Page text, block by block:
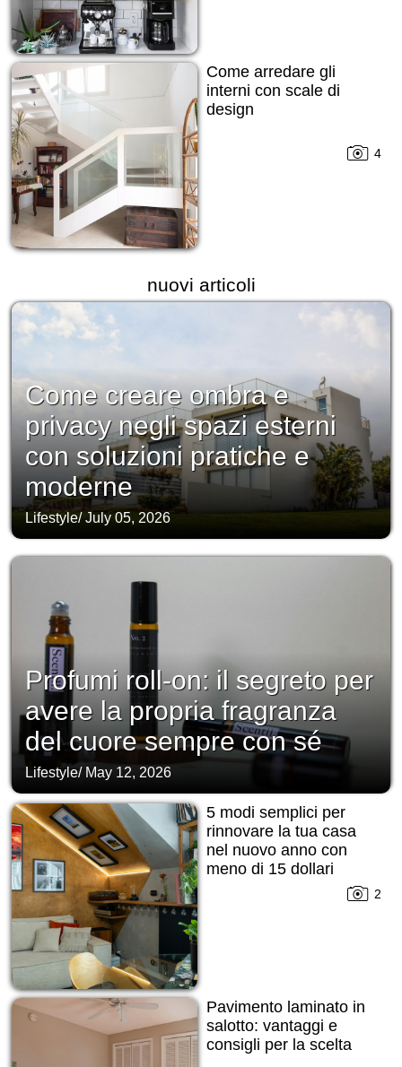
Come arredare gli
interni con scale di
design
4
nuovi articoli
Come creare ombra e
privacy negli spazi esterni
con soluzioni pratiche e
moderne
Lifestyle/July 05, 2026
Profumi roll-on: il segreto per
avere la propria fragranza
del cuore sempre con sé
Lifestyle/ May 12, 2026
5 modi semplici per
rinnovare la tua casa
nel nuovo anno con
meno di 15 dollari
2
Pavimento laminato in
salotto: vantaggi e
consigli per la scelta